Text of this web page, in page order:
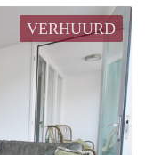
VERHUURD